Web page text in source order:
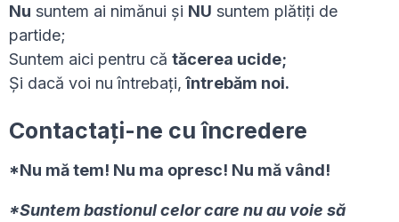
Nu suntem ai nimănui și NU suntem plătiți de
partide;
Suntem aici pentru că tăcerea ucide;
Și dacă voi nu întrebați,întrebăm noi.
Contactați-ne cu încredere
*Nu mă tem! Nu ma opresc! Nu mă vând!
*Suntem bastionul celor care nu au voie să